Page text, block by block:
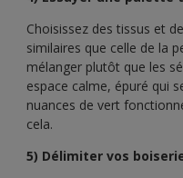
Choisissez des tissus et
similaires que celle de la
mélanger plutôt que les
espace calme, épuré qui
nuances de vert
cela.
5) Délimiter vos